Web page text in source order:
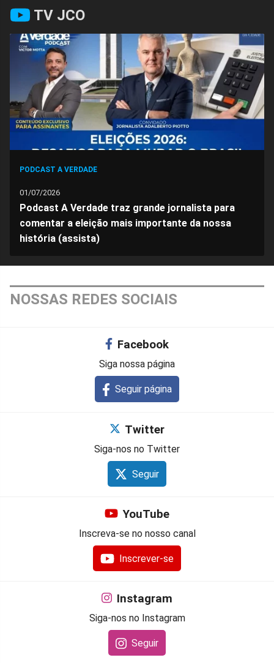
no
Facebook
no
Whatsapp
no
Twitter
no
Messenger
no
Telegram
no
Gettr
TV JCO
PODCAST A VERDADE
01/07/2026
Podcast A Verdade traz grande jornalista para
comentar a eleição mais importante da nossa
história (assista)
NOSSAS REDES SOCIAIS
Facebook
Siga nossa página
Seguir página
Twitter
Siga-nos no Twitter
Seguir
YouTube
Inscreva-se no nosso canal
Inscrever-se
Instagram
Siga-nos no Instagram
Seguir